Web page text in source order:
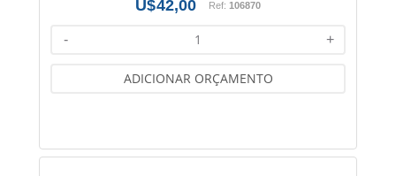
42,00 Ref:106870
+
-
ADICIONAR ORÇAMENTO